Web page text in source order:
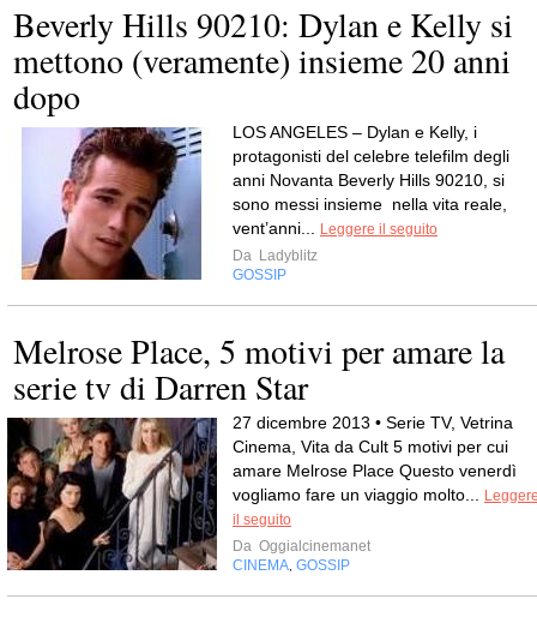
Beverly Hills 90210: Dylan e Kelly si
mettono (veramente) insieme 20 anni
dopo
LOS ANGELES – Dylan e Kelly, i
protagonisti del celebre telefilm degli
anni Novanta Beverly Hills 90210, si
sono messi insieme nella vita reale,
vent’anni...
Leggere il seguito
Da Ladyblitz
GOSSIP
Melrose Place, 5 motivi per amare la
serie tv di Darren Star
27 dicembre 2013 • Serie TV, Vetrina
Cinema, Vita da Cult 5 motivi per cui
amare Melrose Place Questo venerdì
vogliamo fare un viaggio molto...
il seguito
Da Oggialcinemanet
CINEMA GOSSIP